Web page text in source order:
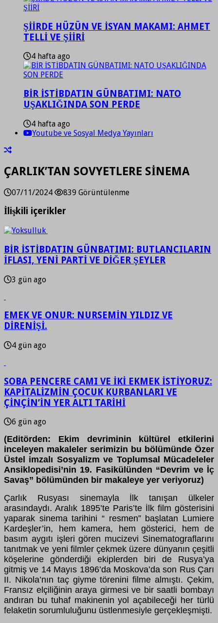
ŞİİRDE HÜZÜN VE İSYAN MAKAMI: AHMET
TELLİ VE ŞİİRİ
4 hafta ago
BİR İSTİBDATIN GÜNBATIMI: NATO
UŞAKLIĞINDA SON PERDE
4 hafta ago
Youtube ve Sosyal Medya Yayınları
ÇARLIK’TAN SOVYETLERE SİNEMA
07/11/2024 839 Görüntülenme
İlişkili içerikler
BİR İSTİBDATIN GÜNBATIMI: BUTLANCILARIN
İFLASI, YENİ PARTİ VE DİĞER ŞEYLER
3 gün ago
EMEK VE ONUR: NURSEMİN YILDIZ VE
DİRENİŞİ.
4 gün ago
SOBA PENCERE CAMI VE İKİ EKMEK İSTİYORUZ:
KAPİTALİZMİN ÇOCUK KURBANLARI VE
ÇİNÇİN’İN YER ALTI TARİHİ
6 gün ago
(Editörden: Ekim devriminin kültürel etkilerini
inceleyen makaleler serimizin bu bölümünde Özer
Üstel imzalı Sosyalizm ve Toplumsal Mücadeleler
Ansiklopedisi’nin 19. Fasikülünden “Devrim ve İç
Savaş” bölümünden bir makaleye yer veriyoruz)
Çarlık Rusyası sinemayla İlk tanışan ülkeler
arasındaydı. Aralık 1895’te Paris’te İlk film gösterisini
yaparak sinema tarihini “ resmen” başlatan Lumiere
Kardeşler’in, hem kamera, hem gösterici, hem de
basım aygıtı işleri gören mucizevi Sinematograflarını
tanıtmak ve yeni filmler çekmek üzere dünyanın çeşitli
köşelerine gönderdiği ekiplerden biri de Rusya’ya
gitmiş ve 14 Mayıs 1896’da Moskova’da son Rus Çarı
II. Nikola’nın taç giyme törenini filme almıştı. Çekim,
Fransız elçiliğinin araya girmesi ve bir saatli bombayı
andıran bu tuhaf makinenin yol açabileceği her türlü
felaketin sorumluluğunu üstlenmesiyle gerçekleşmişti.